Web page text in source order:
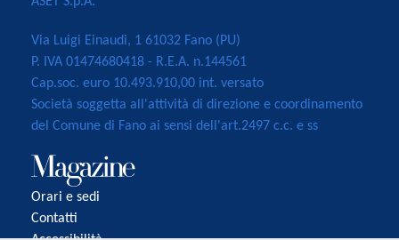
Via Luigi Einaudi, 1 61032 Fano (PU)
P. IVA 01474680418 - R.E.A. n.144561
Cap.soc. euro 10.493.910,00 int. versato
Società soggetta all'attività di direzione e coordinamento
del Comune di Fano ai sensi dell'art.2497 c.c. e ss
Orari e sedi
Contatti